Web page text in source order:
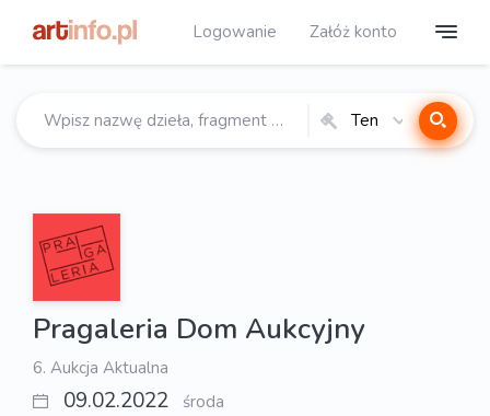
Logowanie Załóż konto
Ten
Pragaleria Dom Aukcyjny
6. Aukcja Aktualna
09.02.2022 środa